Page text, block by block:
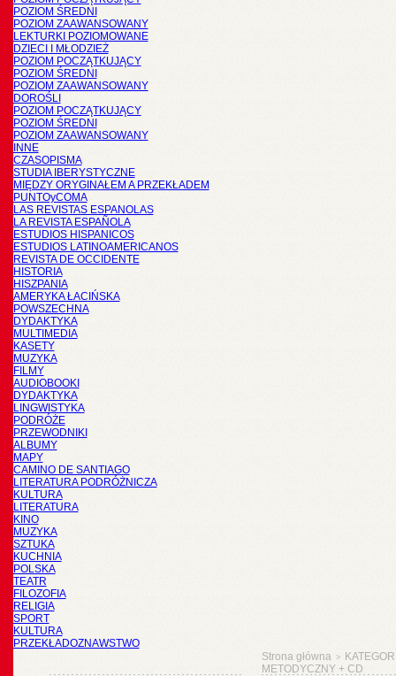
POZIOM ŚREDNI
POZIOM ZAAWANSOWANY
LEKTURKI POZIOMOWANE
DZIECI I MŁODZIEŻ
POZIOM POCZĄTKUJĄCY
POZIOM ŚREDNI
POZIOM ZAAWANSOWANY
DOROŚLI
POZIOM POCZĄTKUJĄCY
POZIOM ŚREDNI
POZIOM ZAAWANSOWANY
INNE
CZASOPISMA
STUDIA IBERYSTYCZNE
MIĘDZY ORYGINAŁEM A PRZEKŁADEM
PUNTOyCOMA
LAS REVISTAS ESPANOLAS
LA REVISTA ESPAÑOLA
ESTUDIOS HISPANICOS
ESTUDIOS LATINOAMERICANOS
REVISTA DE OCCIDENTE
HISTORIA
HISZPANIA
AMERYKA ŁACIŃSKA
POWSZECHNA
DYDAKTYKA
MULTIMEDIA
KASETY
MUZYKA
FILMY
AUDIOBOOKI
DYDAKTYKA
LINGWISTYKA
PODRÓŻE
PRZEWODNIKI
ALBUMY
MAPY
CAMINO DE SANTIAGO
LITERATURA PODRÓŻNICZA
KULTURA
LITERATURA
KINO
MUZYKA
SZTUKA
KUCHNIA
POLSKA
TEATR
FILOZOFIA
RELIGIA
SPORT
KULTURA
PRZEKŁADOZNAWSTWO
Strona główna >
METODYCZNY + CD